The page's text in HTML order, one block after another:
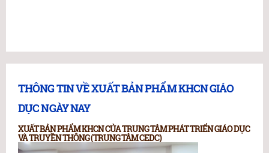
THÔNG TIN VỀ XUẤT BẢN PHẨM KHCN GIÁO
DỤC NGÀY NAY
XUẤT BẢN PHẨM KHCN CỦA TRUNG TÂM PHÁT TRIỂN GIÁO DỤC
VÀ TRUYỀN THÔNG (TRUNG TÂM CEDC)